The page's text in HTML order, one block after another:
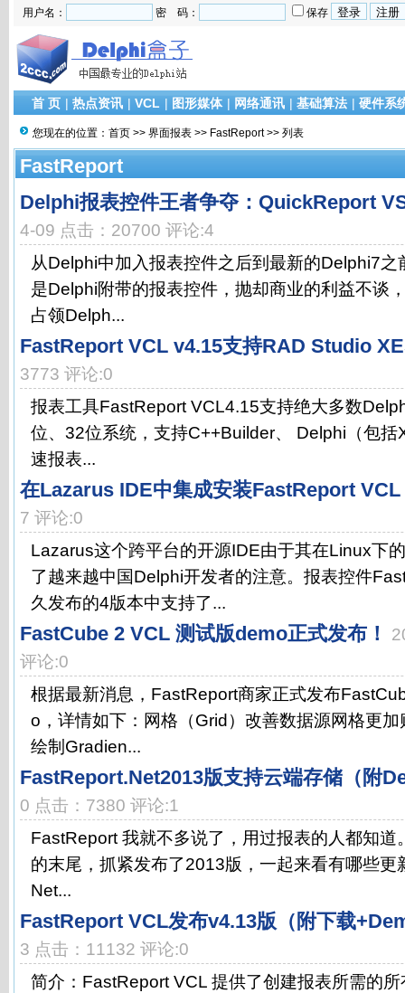
用户名： 密 码： 保存
首 页 | 热点资讯 | VCL | 图形媒体 | 网络通讯 | 基础算法 | 硬件系
您现在的位置： 首页 >> 界面报表 >> FastReport>> 列表
FastReport
Delphi报表控件王者争夺：QuickReport
4-09 点击：20700 评论:4
从Delphi中加入报表控件之后到最新的Delphi7
是Delphi附带的报表控件，抛却商业的利益不谈
占领Delph...
FastReport VCL v4.15支持RAD Studio
3773 评论:0
报表工具FastReport VCL4.15支持绝大多数
位、32位系统，支持C++Builder、 Delphi（包括
速报表...
在Lazarus IDE中集成安装FastReport VCL
7 评论:0
Lazarus这个跨平台的开源IDE由于其在Linux下
了越来越中国Delphi开发者的注意。报表控件
久发布的4版本中支持了...
FastCube 2 VCL 测试版demo正式发布！
评论:0
根据最新消息，FastReport商家正式发布
o，详情如下：网格（Grid）改善数据源网格更
绘制Gradien...
FastReport.Net2013版支持云端存储（附
0 点击：7380 评论:1
FastReport 我就不多说了，用过报表的人都知
的末尾，抓紧发布了2013版，一起来看有哪些更
Net...
FastReport VCL发布v4.13版（附下载
3 点击：11132 评论:0
简介：FastReport VCL 提供了创建报表所需的